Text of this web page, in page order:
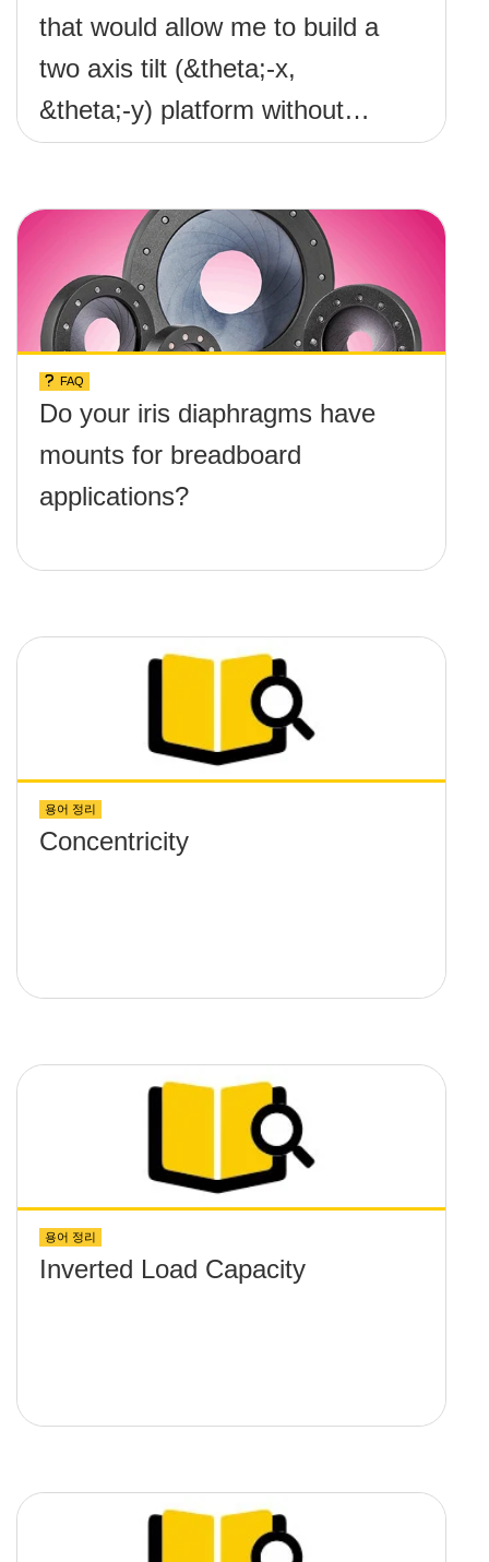
that would allow me to build a
two axis tilt (&theta;-x,
&theta;-y) platform without
any screws protruding up
FAQ
Do your iris diaphragms have
mounts for breadboard
applications?
용어 정리
Concentricity
용어 정리
Inverted Load Capacity